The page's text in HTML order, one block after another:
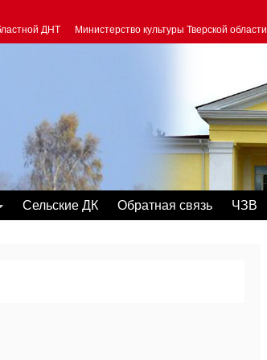
ДНТ Министерство культуры Тверской области
Сельские ДК Обратная связь ЧЗВ